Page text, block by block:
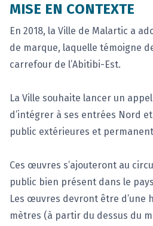
MISE EN CONTEXTE
En 2018, la Ville de Malartic a
de marque, laquelle témoigne
carrefour de l’Abitibi-Est.
La Ville souhaite lancer un
d’intégrer à ses entrées Nord
public extérieures et
Ces œuvres s’ajouteront au
public bien présent dans le
Les œuvres devront être d’une
mètres (à partir du dessus du